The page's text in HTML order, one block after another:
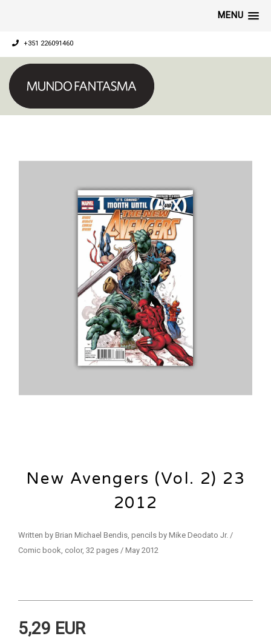
MENU
+351 226091460
New Avengers (Vol. 2) 23
2012
Written by Brian Michael Bendis, pencils by Mike Deodato Jr. /
Comic book, color, 32 pages / May 2012
5,29 EUR